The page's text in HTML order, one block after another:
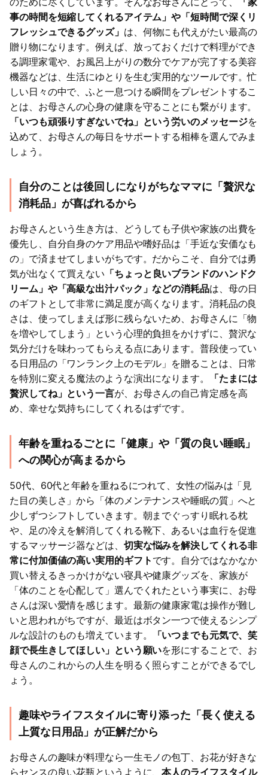
事の時間を短縮してくれるアイテム」や「短時間で深くリ
フレッシュできるグッズ」 は、何物にも代えがたい最高の
贈り物になります。例えば、放っておくだけで料理ができ
る調理家電や、お風呂上がりの数分でケアが完了する美容
機器などは、生活にゆとりを生む実用的なツールです。忙
しい日々の中で、ふと一息つける瞬間をプレゼントするこ
とは、お母さんの心身の健康を守ることにも繋がります。
「いつも頑張りすぎないでね」という労いのメッセージを
込めて、お母さんの毎日をサポートする相棒を選んでみま
しょう。
自分のことは後回しになりがちなママに「贅沢な
消耗品」が喜ばれるから
お母さんという生き方は、どうしても子供や家族の出費を
優先し、自分自身のケア用品や嗜好品は「手近な安価なも
の」で済ませてしまいがちです。だからこそ、自分では勇
気が出なくて買えない 「ちょっと良いブランドのハンドク
リーム」や「高級な出汁パック」などの消耗品は、母の日
のギフトとして非常に満足度が高くなります。消耗品の良
さは、使ってしまえば形に残らないため、お母さんに「物
を増やしてしまう」という心理的負担をかけずに、贅沢な
気分だけを味わってもらえる点にあります。普段使ってい
る日用品の「ワンランク上のモデル」を贈ることは、日常
を特別に変える魔法のような演出になります。
「たまには
贅沢してね」という一言が、お母さんの自己肯定感を高
め、幸せな気持ちにしてくれるはずです。
年齢を重ねるごとに「健康」や「質の良い睡眠」
への関心が高まるから
50代、60代と年齢を重ねるにつれて、女性の悩みは「見
た目の美しさ」から「体のメンテナンスや睡眠の質」へと
少しずつシフトしていきます。朝までぐっすり眠れる枕
や、足の冷えを解消してくれる靴下、あるいは血行を促進
するマッサージ器などは、 切実な悩みを解決してくれる非
常に付加価値の高い実用的ギフト です。自分ではなかなか
買い替えるきっかけがない寝具や健康グッズを、家族が
「体のことを心配して」選んでくれたという事実に、お母
さんは深い愛情を感じます。最新の健康家電は操作が難し
いと思われがちですが、最近はボタン一つで使えるシンプ
ルな設計のものも増えています。
「いつまでも元気で、笑
顔で長生きしてほしい」という願いを形にすることで、お
母さんのこれからの人生を明るく照らすことができるでし
ょう。
趣味やライフスタイルに寄り添った「長く使える
上質な日用品」が正解だから
お母さんの趣味が料理なら一生モノの包丁、お花が好きな
らセンスの良い花瓶というように、本人のライフスタイル